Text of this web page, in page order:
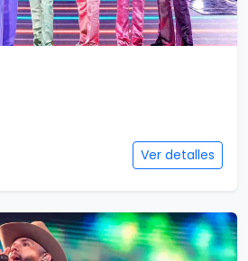
Ver detalles